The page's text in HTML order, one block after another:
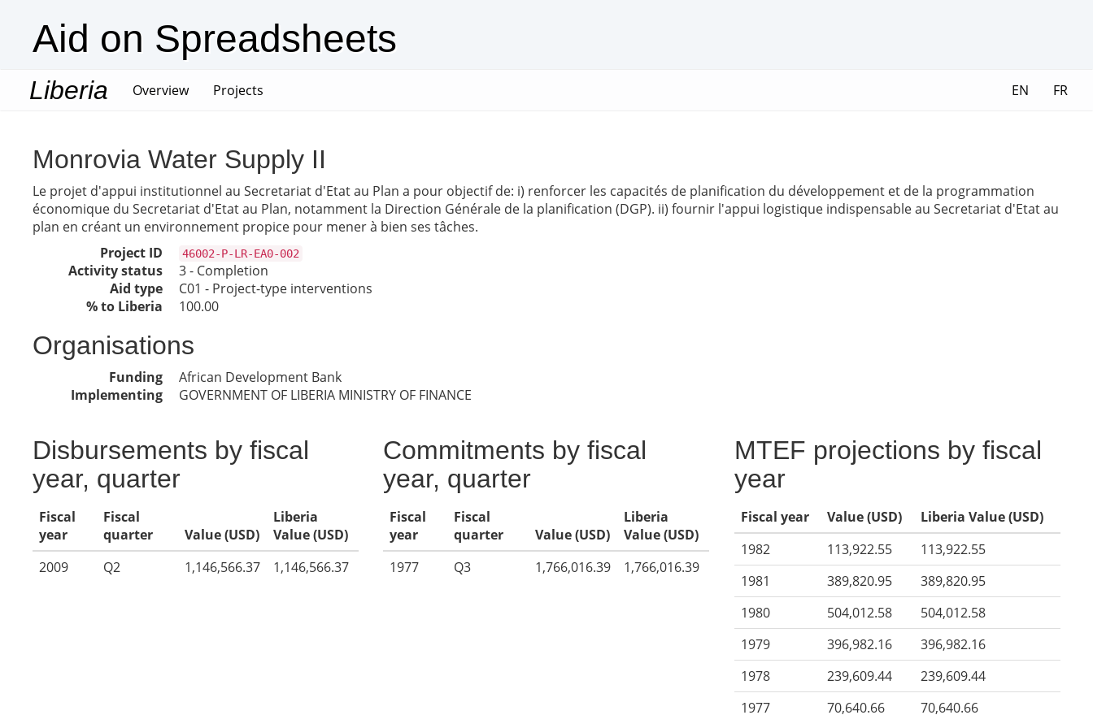
Aid on Spreadsheets
Liberia Overview(current)
Projects EN FR
Monrovia Water Supply II
Le projet d'appui institutionnel au Secretariat d'Etat au Plan a pour objectif de: i) renforcer les capacités de planification du développement et de la programmation
économique du Secretariat d'Etat au Plan, notamment la Direction Générale de la planification (DGP). ii) fournir l'appui logistique indispensable au Secretariat d'Etat au
plan en créant un environnement propice pour mener à bien ses tâches.
Project ID
46002-P-LR-EA0-002
Activity status
3 - Completion
Aid type
C01 - Project-type interventions
% to Liberia
100.00
Organisations
Funding
African Development Bank
Implementing
GOVERNMENT OF LIBERIA MINISTRY OF FINANCE
Disbursements by fiscal
year, quarter
Fiscal
year
Fiscal
quarter
Value (USD)
Liberia
Value (USD)
2009
Q2 1,146,566.37 1,146,566.37
Commitments by fiscal
year, quarter
Fiscal
year
Fiscal
quarter
Value (USD)
Liberia
Value (USD)
1977
Q3 1,766,016.39 1,766,016.39
MTEF projections by fiscal
year
Fiscal year Value (USD)
Liberia Value (USD)
1982
113,922.55
113,922.55
1981
389,820.95
389,820.95
1980
504,012.58
504,012.58
1979
396,982.16
396,982.16
1978
239,609.44
239,609.44
1977
70,640.66 70,640.66